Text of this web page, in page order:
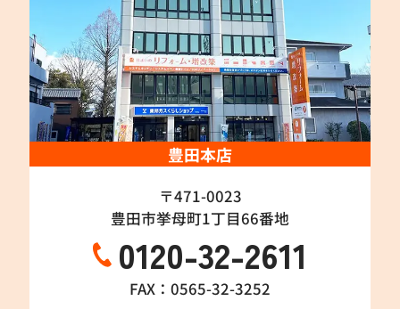
豊田本店
〒471-0023
豊田市挙母町1丁目66番地
0120-32-2611
FAX：0565-32-3252